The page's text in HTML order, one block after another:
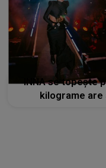
INNA se topește
kilograme are